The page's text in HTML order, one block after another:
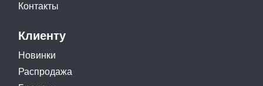
Контакты
Клиенту
Новинки
Распродажа